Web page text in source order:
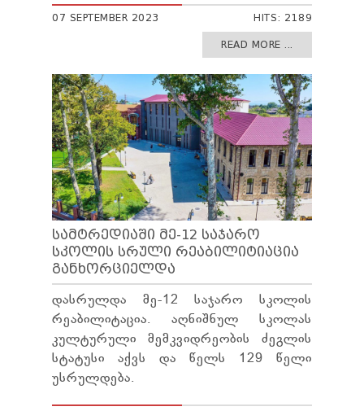
07 SEPTEMBER 2023 HITS: 2189
READ MORE ...
ᲡᲐᲛᲢᲠᲔᲓᲘᲐᲨᲘ ᲛᲔ-12 ᲡᲐᲯᲐᲠᲝ
ᲡᲙᲝᲚᲘᲡ ᲡᲠᲣᲚᲘ ᲠᲔᲐᲑᲘᲚᲘᲢᲘᲐᲪᲘᲐ
ᲒᲐᲜᲮᲝᲠᲪᲘᲔᲚᲓᲐ
დასრულდა მე-12 საჯარო სკოლის
რეაბილიტაცია. აღნიშნულ სკოლას
კულტურული მემკვიდრეობის ძეგლის
სტატუსი აქვს და წელს 129 წელი
უსრულდება.